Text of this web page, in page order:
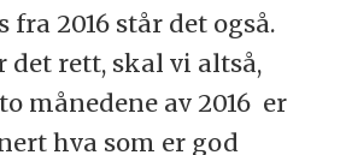
2016 står det også.
det rett, skal vi altså,
månedene av 2016 er
hva som er god